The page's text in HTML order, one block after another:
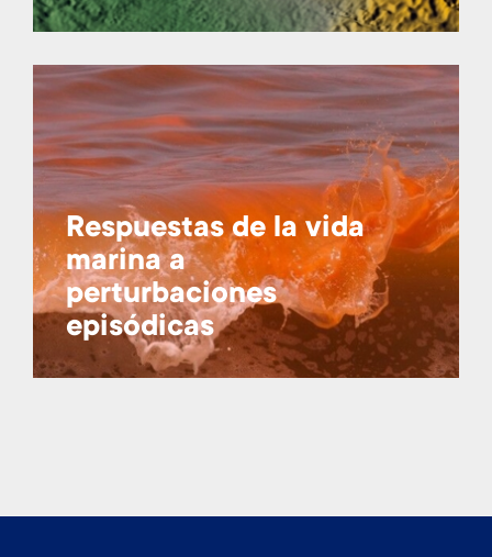
Respuestas de la vida
marina a
perturbaciones
episódicas